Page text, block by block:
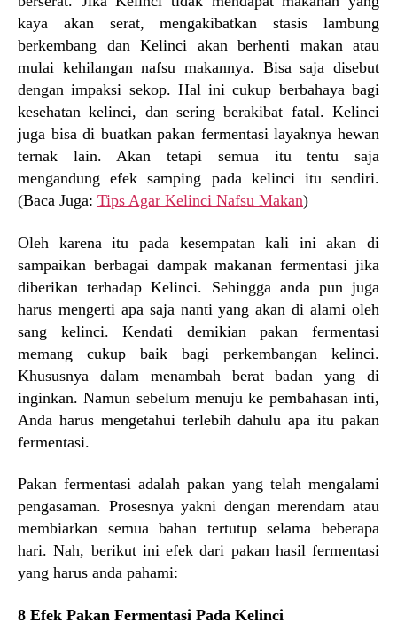
kaya akan serat, mengakibatkan stasis lambung
berkembang dan Kelinci akan berhenti makan atau
mulai kehilangan nafsu makannya. Bisa saja disebut
dengan impaksi sekop. Hal ini cukup berbahaya bagi
kesehatan kelinci, dan sering berakibat fatal. Kelinci
juga bisa di buatkan pakan fermentasi layaknya hewan
ternak lain. Akan tetapi semua itu tentu saja
mengandung efek samping pada kelinci itu sendiri.
(Baca Juga: Tips Agar Kelinci Nafsu Makan)
Oleh karena itu pada kesempatan kali ini akan di
sampaikan berbagai dampak makanan fermentasi jika
diberikan terhadap Kelinci. Sehingga anda pun juga
harus mengerti apa saja nanti yang akan di alami oleh
sang kelinci. Kendati demikian pakan fermentasi
memang cukup baik bagi perkembangan kelinci.
Khususnya dalam menambah berat badan yang di
inginkan. Namun sebelum menuju ke pembahasan inti,
Anda harus mengetahui terlebih dahulu apa itu pakan
fermentasi.
Pakan fermentasi adalah pakan yang telah mengalami
pengasaman. Prosesnya yakni dengan merendam atau
membiarkan semua bahan tertutup selama beberapa
hari. Nah, berikut ini efek dari pakan hasil fermentasi
yang harus anda pahami:
8 Efek Pakan Fermentasi Pada Kelinci